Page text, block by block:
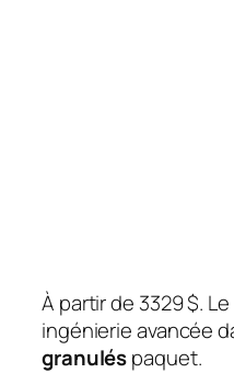
À partir de 3329 $.
ingénierie avancée
granuléspaquet.